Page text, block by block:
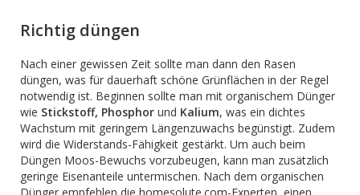
Richtig düngen
Nach einer gewissen Zeit sollte man dann den Rasen
düngen, was für dauerhaft schöne Grünflächen in der Regel
notwendig ist. Beginnen sollte man mit organischem Dünger
wie Stickstoff, Phosphor und Kalium, was ein dichtes
Wachstum mit geringem Längenzuwachs begünstigt. Zudem
wird die Widerstands-Fähigkeit gestärkt. Um auch beim
Düngen Moos-Bewuchs vorzubeugen, kann man zusätzlich
geringe Eisenanteile untermischen. Nach dem organischen